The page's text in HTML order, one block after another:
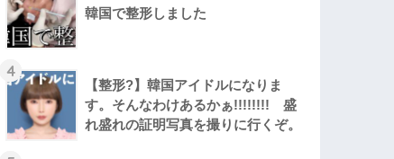
韓国で整形しました
4
【整形?】韓国アイドルになりま
す。そんなわけあるかぁ!!!!!!!! 盛
れ盛れの証明写真を撮りに行くぞ。